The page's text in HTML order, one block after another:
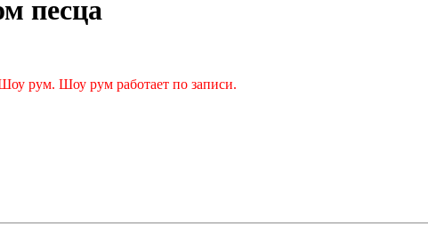
песца
рум. Шоу рум работает по записи.